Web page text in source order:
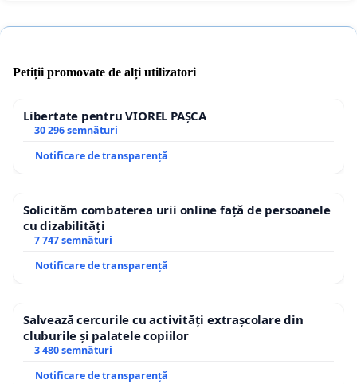
Petiții promovate de alți utilizatori
Libertate pentru VIOREL PAȘCA
30 296 semnături
Notificare de transparență
Solicităm combaterea urii online față de persoanele
cu dizabilități
7 747 semnături
Notificare de transparență
Salvează cercurile cu activități extrașcolare din
cluburile și palatele copiilor
3 480 semnături
Notificare de transparență